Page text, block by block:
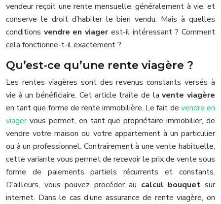
vendeur reçoit une rente mensuelle, généralement à vie, et
conserve le droit d’habiter le bien vendu. Mais à quelles
conditions vendre en viagerest-il intéressant ? Comment
cela fonctionne-t-il exactement ?
Qu’est-ce qu’une rente viagère ?
Les rentes viagères sont des revenus constants versés à
vie à un bénéficiaire. Cet article traite de lavente viagère
en tant que forme de rente immobilière. Le fait de vendre en
viagervous permet, en tant que propriétaire immobilier, de
vendre votre maison ou votre appartement à un particulier
ou à un professionnel. Contrairement à une vente habituelle,
cette variante vous permet de recevoir le prix de vente sous
forme de paiements partiels récurrents et constants.
D’ailleurs, vous pouvez procéder au calcul bouquet sur
internet. Dans le cas d’une assurance de rente viagère, on